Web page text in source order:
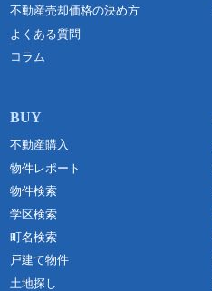
不動産売却価格の決め方
よくある質問
コラム
不動産購入
物件レポート
物件検索
学区検索
町名検索
戸建て物件
土地探し